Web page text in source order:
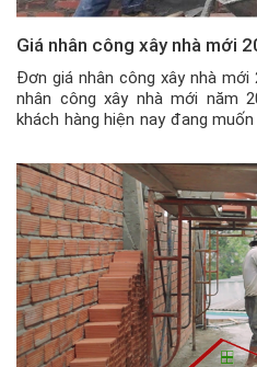
Giá nhân công xây nhà mới
Đơn giá nhân công xây nhà mới
nhân công xây nhà mới năm
khách hàng hiện nay đang
tìm kiếm 1 đội thợ […]